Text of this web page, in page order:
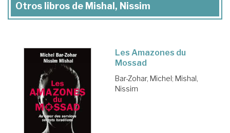
Otros libros de Mishal, Nissim
Les Amazones du
Mossad
Bar-Zohar, Michel; Mishal,
Nissim